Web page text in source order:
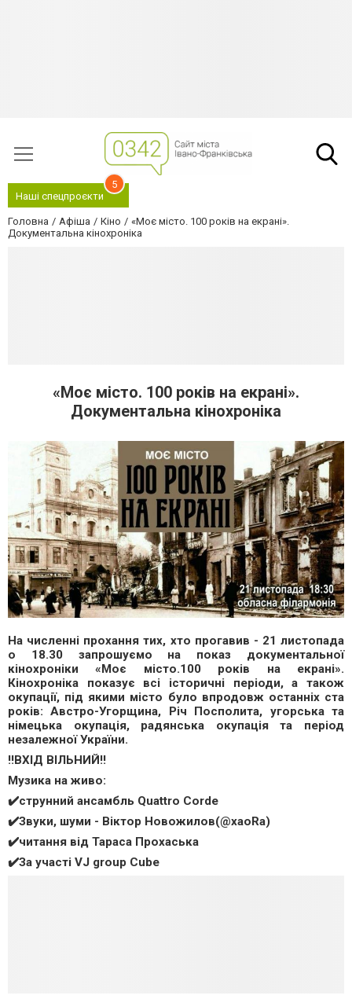
Наші спецпроєкти
5
Головна Афіша Кіно
«Моє місто. 100 років на екрані».
Документальна кінохроніка
«Моє місто. 100 років на екрані».
Документальна кінохроніка
На численні прохання тих, хто прогавив - 21 листопада
о 18.30 запрошуємо на показ документальної
кінохроніки «Моє місто.100 років на екрані».
Кінохроніка показує всі історичні періоди, а також
окупації, під якими місто було впродовж останніх ста
років: Австро-Угорщина, Річ Посполита, угорська та
німецька окупація, радянська окупація та період
незалежної України.
‼️ВХІД ВІЛЬНИЙ‼️
Музика на живо:
✔️струнний ансамбль Quattro Corde
✔️Звуки, шуми - Віктор Новожилов(@xaoRa)
✔️читання від Тараса Прохаська
✔️За участі VJ group Cube